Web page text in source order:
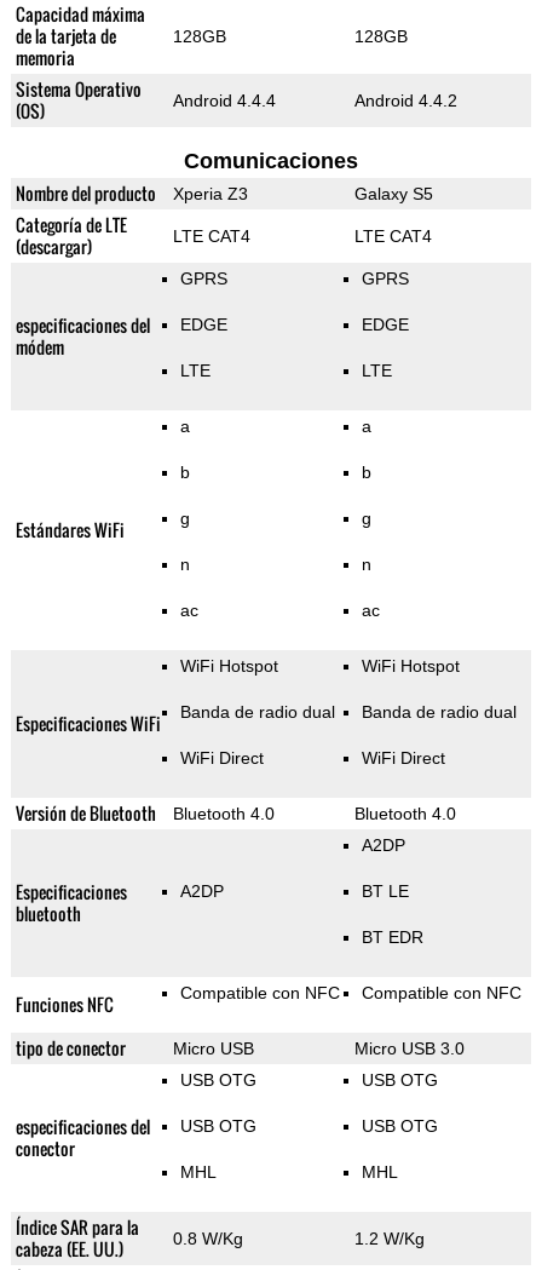
Capacidad máxima
de la tarjeta de
memoria
128GB 128GB
Sistema Operativo
(OS)
Android 4.4.4 Android 4.4.2
Comunicaciones
Nombre del producto Xperia Z3 Galaxy S5
Categoría de LTE
(descargar)
LTE CAT4 LTE CAT4
especificaciones del
módem
GPRS
EDGE
LTE
GPRS
EDGE
LTE
Estándares WiFi
a
b
g
n
ac
a
b
g
n
ac
Especificaciones WiFi
WiFi Hotspot
Banda de radio dual
WiFi Direct
WiFi Hotspot
Banda de radio dual
WiFi Direct
Versión de Bluetooth Bluetooth 4.0 Bluetooth 4.0
Especificaciones
bluetooth
A2DP
A2DP
BT LE
BT EDR
Funciones NFC Compatible con NFC Compatible con NFC
tipo de conector Micro USB Micro USB 3.0
especificaciones del
conector
USB OTG
USB OTG
MHL
USB OTG
USB OTG
MHL
Índice SAR para la
cabeza (EE. UU.)
0.8 W/Kg 1.2 W/Kg